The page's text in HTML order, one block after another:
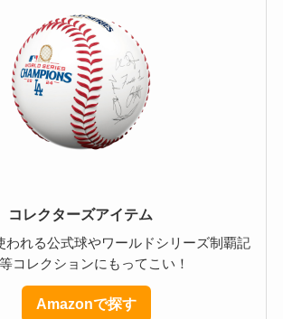
コレクターズアイテム
われる公式球やワールドシリーズ制覇記
コレクションにもってこい！
Amazonで探す